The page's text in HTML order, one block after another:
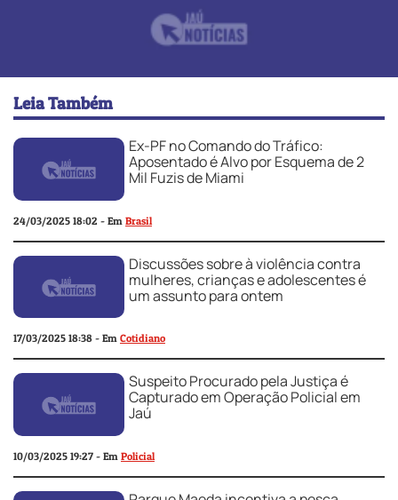
Leia Também
Ex-PF no Comando do Tráfico:
Aposentado é Alvo por Esquema de 2
Mil Fuzis de Miami
24/03/2025 18:02 - Em Brasil
Discussões sobre à violência contra
mulheres, crianças e adolescentes é
um assunto para ontem
17/03/2025 18:38 - Em Cotidiano
Suspeito Procurado pela Justiça é
Capturado em Operação Policial em
Jaú
10/03/2025 19:27 - Em Policial